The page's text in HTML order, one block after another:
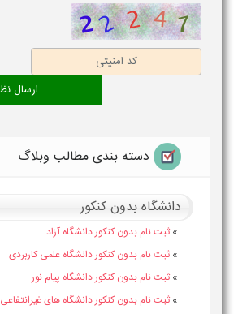
دسته بندی مطالب وبلاگ
دانشگاه بدون کنکور
» ثبت نام بدون کنکور دانشگاه آزاد
» ثبت نام بدون کنکور دانشگاه علمی کاربردی
» ثبت نام بدون کنکور دانشگاه پیام نور
» ثبت نام بدون کنکور دانشگاه های غیرانتفاعی